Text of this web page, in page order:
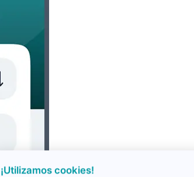
¡Utilizamos cookies!